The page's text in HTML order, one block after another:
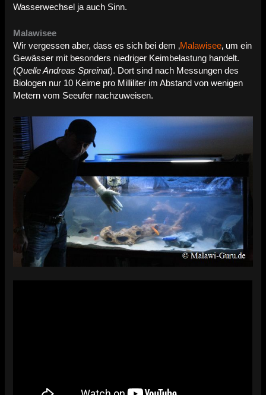
Wasserwechsel ja auch Sinn.
Malawisee
Wir vergessen aber, dass es sich bei dem ‚Malawisee‚ um ein
Gewässer mit besonders niedriger Keimbelastung handelt.
(Quelle Andreas Spreinat). Dort sind nach Messungen des
Biologen nur 10 Keime pro Milliliter im Abstand von wenigen
Metern vom Seeufer nachzuweisen.